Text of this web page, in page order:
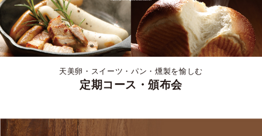
天美卵・スイーツ・パン・燻製を愉しむ
定期コース・頒布会